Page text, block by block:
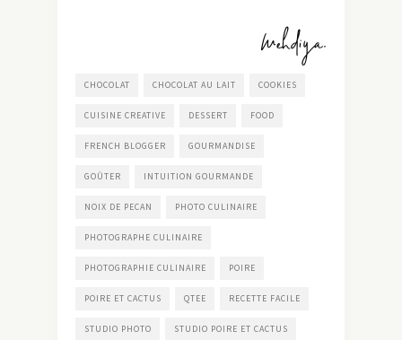
CHOCOLAT CHOCOLAT AU LAIT COOKIES
CUISINE CREATIVE DESSERT FOOD
FRENCH BLOGGER GOURMANDISE
GOÛTER INTUITION GOURMANDE
NOIX DE PECAN PHOTO CULINAIRE
PHOTOGRAPHE CULINAIRE
PHOTOGRAPHIE CULINAIRE POIRE
POIRE ET CACTUS QTEE RECETTE FACILE
STUDIO PHOTO STUDIO POIRE ET CACTUS